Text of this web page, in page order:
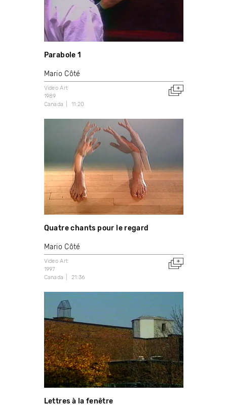
Parabole 1
Mario Côté
Video Art
1989
Canada
11:20
Quatre chants pour le regard
Mario Côté
Video Art
1997
Canada
21:36
Lettres à la fenêtre